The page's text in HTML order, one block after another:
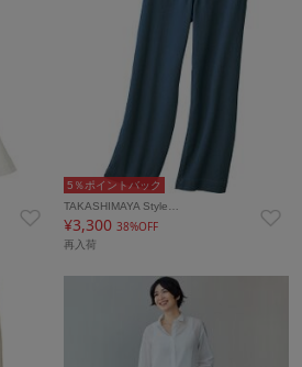
5％ポイントバック
TAKASHIMAYA Style…
¥3,30038%OFF
再入荷